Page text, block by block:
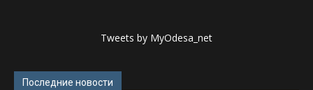
Tweets by MyOdesa_net
Последние новости